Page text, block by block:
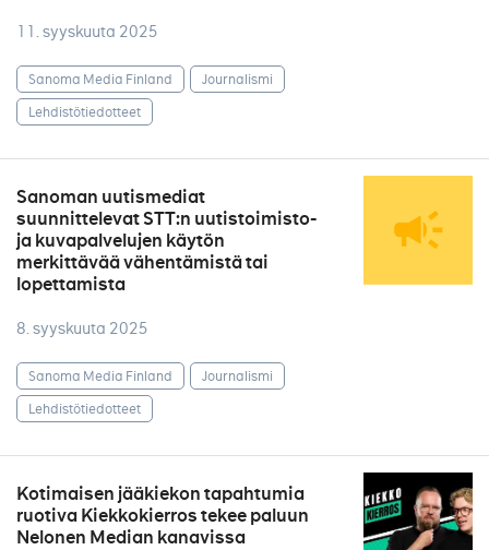
11. syyskuuta 2025
Sanoma Media Finland
Journalismi
Lehdistötiedotteet
Sanoman uutismediat
suunnittelevat STT:n uutistoimisto-
ja kuvapalvelujen käytön
merkittävää vähentämistä tai
lopettamista
8. syyskuuta 2025
Sanoma Media Finland
Journalismi
Lehdistötiedotteet
Kotimaisen jääkiekon tapahtumia
ruotiva Kiekkokierros tekee paluun
Nelonen Median kanavissa